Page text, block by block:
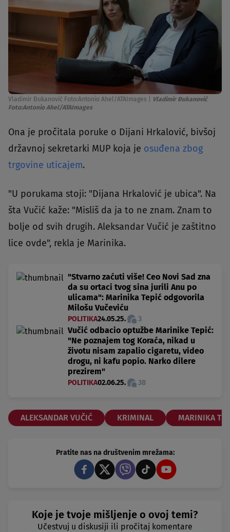
Vladimir Đukanović Foto:Antonio Ahel/ATAImages
Vladimir Đukanović
Foto:Antonio Ahel/ATAImages
Ona je pročitala poruke o Dijani Hrkalović, bivšoj
državnoj sekretarki MUP koja je osuđena zbog
trgovine uticajem.
"U porukama stoji: "Dijana Hrkalović je ubica". Na
šta Vučić kaže: "Misliš da ja to ne znam. Znam to
bolje od svih drugih. Aleksandar Vučić je zaštitno
lice ovde", rekla je Marinika.
"Stvarno zaćuti više! Ceo Novi Sad zna
da su ortaci tvog sina jurili Anu po
ulicama": Marinika Tepić odgovorila
Milošu Vučeviću
POLITIKA24.05.25. 3
Vučić odbacio optužbe Marinike Tepić:
"Ne poznajem tog Koraća, nikad u
životu nisam zapalio cigaretu, video
drogu, ni kafu popio. Narko dilere
prezirem"
POLITIKA02.06.25. 38
ALEKSANDAR VUČIĆ KRIMINAL MARINIKA
Pratite nas na društvenim mrežama:
Koje je tvoje mišljenje o ovoj temi?
Učestvuj u diskusiji ili pročitaj komentare